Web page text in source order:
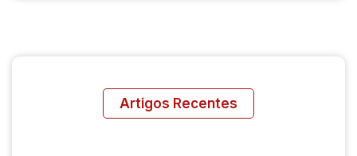
Artigos Recentes